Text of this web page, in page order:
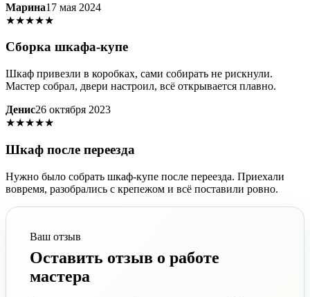
Марина17 мая 2024
★★★★★
Сборка шкафа-купе
Шкаф привезли в коробках, сами собирать не рискнули.
Мастер собрал, двери настроил, всё открывается плавно.
Денис26 октября 2023
★★★★★
Шкаф после переезда
Нужно было собрать шкаф-купе после переезда. Приехали
вовремя, разобрались с крепежом и всё поставили ровно.
Ваш отзыв
Оставить отзыв о работе
мастера